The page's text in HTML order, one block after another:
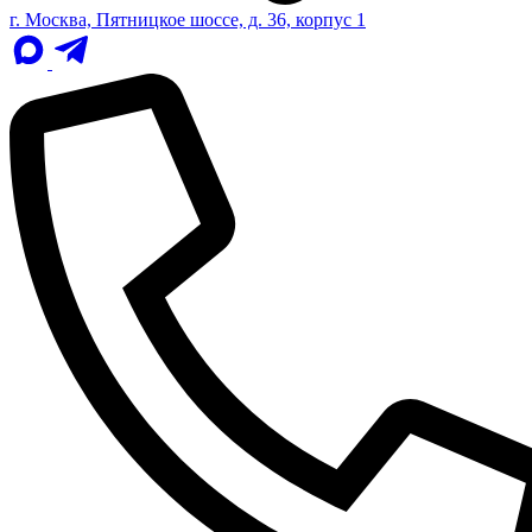
г. Москва, Пятницкое шоссе, д. 36, корпус 1